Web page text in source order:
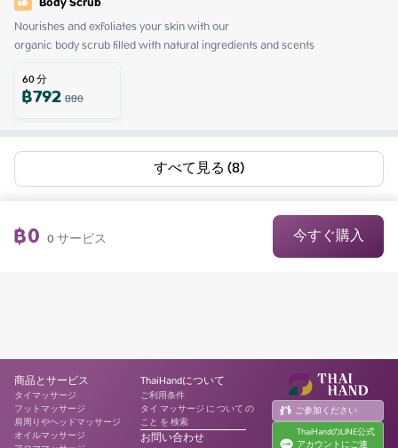
Nourishes and exfoliates your skin with our
organic body scrub filled with natural ingredients and scents
60分
฿792880
すべて見る (8)
฿0 0サービス 今すぐ購入
商品とサービス
タイマッサージ
フットマッサージ
肩周りやヘッドマッサージ
オイルマッサージ
ThaiHandについて
ご利用条件
タイ マッサージ に ついて の
こと を 検索
お問い合わせ
ご参加ください
ThaiHandのLINE公式
アカウントにご連